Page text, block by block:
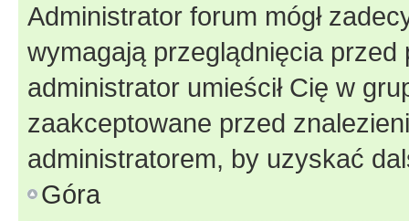
Administrator forum mógł
wymagają przeglądnięcia
administrator umieścił Cię w
zaakceptowane przed
administratorem, by uzyskać
Góra